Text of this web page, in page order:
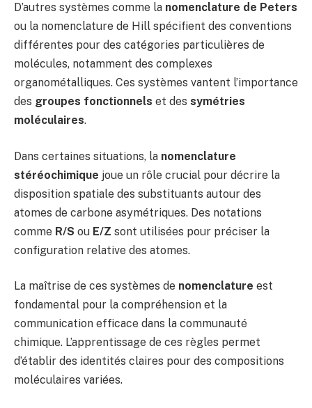
D’autres systèmes comme la nomenclature de Peters
ou la nomenclature de Hill spécifient des conventions
différentes pour des catégories particulières de
molécules, notamment des complexes
organométalliques. Ces systèmes vantent l’importance
des groupes fonctionnels et des symétries
moléculaires.
Dans certaines situations, la nomenclature
stéréochimique joue un rôle crucial pour décrire la
disposition spatiale des substituants autour des
atomes de carbone asymétriques. Des notations
comme R/S ou E/Z sont utilisées pour préciser la
configuration relative des atomes.
La maîtrise de ces systèmes de nomenclature est
fondamental pour la compréhension et la
communication efficace dans la communauté
chimique. L’apprentissage de ces règles permet
d’établir des identités claires pour des compositions
moléculaires variées.